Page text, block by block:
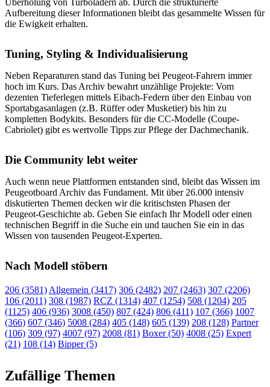
Überholung von Turboladern ab. Durch die strukturierte
Aufbereitung dieser Informationen bleibt das gesammelte Wissen für
die Ewigkeit erhalten.
Tuning, Styling & Individualisierung
Neben Reparaturen stand das Tuning bei Peugeot-Fahrern immer
hoch im Kurs. Das Archiv bewahrt unzählige Projekte: Vom
dezenten Tieferlegen mittels Eibach-Federn über den Einbau von
Sportabgasanlagen (z.B. Rüffer oder Musketier) bis hin zu
kompletten Bodykits. Besonders für die CC-Modelle (Coupe-
Cabriolet) gibt es wertvolle Tipps zur Pflege der Dachmechanik.
Die Community lebt weiter
Auch wenn neue Plattformen entstanden sind, bleibt das Wissen im
Peugeotboard Archiv das Fundament. Mit über 26.000 intensiv
diskutierten Themen decken wir die kritischsten Phasen der
Peugeot-Geschichte ab. Geben Sie einfach Ihr Modell oder einen
technischen Begriff in die Suche ein und tauchen Sie ein in das
Wissen von tausenden Peugeot-Experten.
Nach Modell stöbern
206 (3581) Allgemein (3417) 306 (2482) 207 (2463) 307 (2206)
106 (2011) 308 (1987) RCZ (1314) 407 (1254) 508 (1204) 205
(1125) 406 (936) 3008 (450) 807 (424) 806 (411) 107 (366) 1007
(366) 607 (346) 5008 (284) 405 (148) 605 (139) 208 (128) Partner
(106) 309 (97) 4007 (97) 2008 (81) Boxer (50) 4008 (25) Expert
(21) 108 (14) Bipper (5)
Zufällige Themen